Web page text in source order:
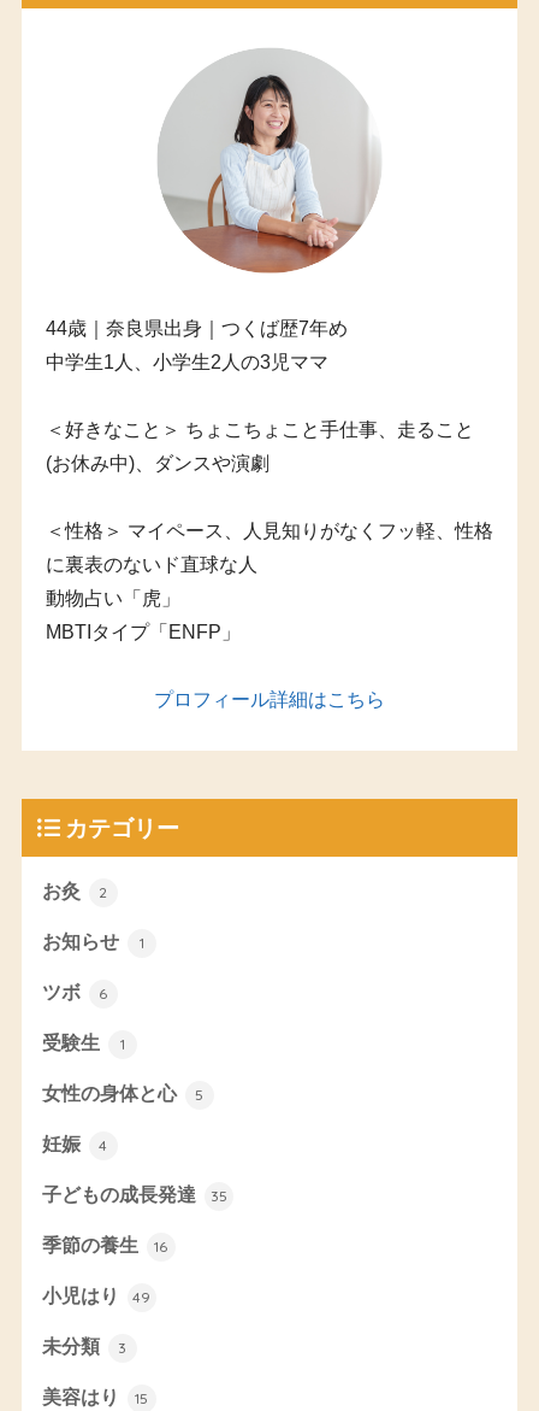
44歳｜奈良県出身｜つくば歴7年め
中学生1人、小学生2人の3児ママ
＜好きなこと＞ ちょこちょこと手仕事、走ること
(お休み中)、ダンスや演劇
＜性格＞ マイペース、人見知りがなくフッ軽、性格
に裏表のないド直球な人
動物占い「虎」
MBTIタイプ「ENFP」
プロフィール詳細はこちら
カテゴリー
お灸 2
お知らせ 1
ツボ 6
受験生 1
女性の身体と心 5
妊娠 4
子どもの成長発達 35
季節の養生 16
小児はり 49
未分類 3
美容はり 15